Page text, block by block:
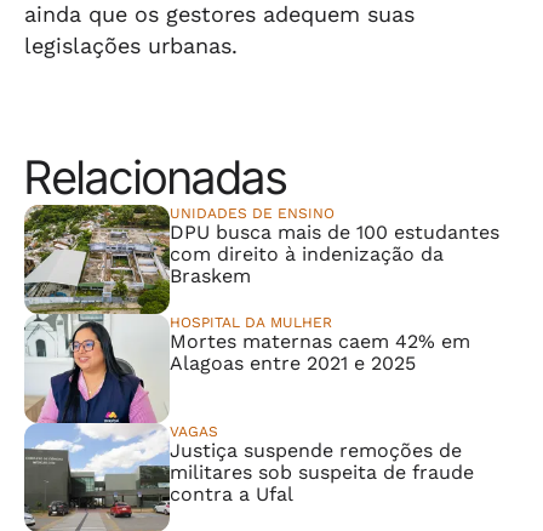
ainda que os gestores adequem suas
legislações urbanas.
Relacionadas
UNIDADES DE ENSINO
DPU busca mais de 100 estudantes
com direito à indenização da
Braskem
HOSPITAL DA MULHER
Mortes maternas caem 42% em
Alagoas entre 2021 e 2025
VAGAS
Justiça suspende remoções de
militares sob suspeita de fraude
contra a Ufal